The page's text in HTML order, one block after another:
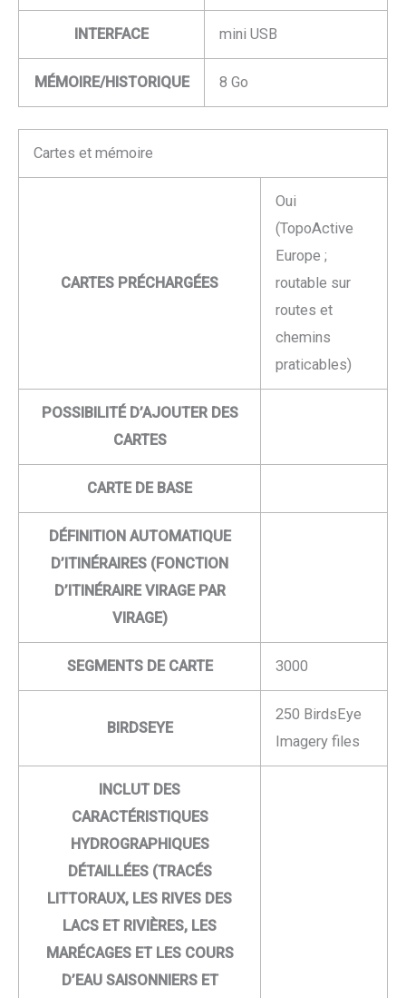
INTERFACE mini USB
MÉMOIRE/HISTORIQUE 8 Go
Cartes et mémoire
CARTES PRÉCHARGÉES
Oui
(TopoActive
Europe ;
routable sur
routes et
chemins
praticables)
POSSIBILITÉ D’AJOUTER DES
CARTES
CARTE DE BASE
DÉFINITION AUTOMATIQUE
D’ITINÉRAIRES (FONCTION
D’ITINÉRAIRE VIRAGE PAR
VIRAGE)
SEGMENTS DE CARTE 3000
BIRDSEYE
250 BirdsEye
Imagery files
INCLUT DES
CARACTÉRISTIQUES
HYDROGRAPHIQUES
DÉTAILLÉES (TRACÉS
LITTORAUX, LES RIVES DES
LACS ET RIVIÈRES, LES
MARÉCAGES ET LES COURS
D’EAU SAISONNIERS ET